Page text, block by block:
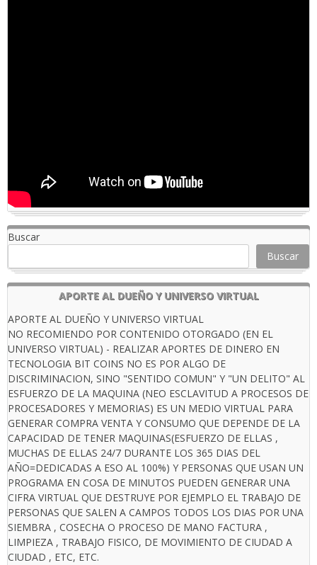
Buscar
Buscar
APORTE AL DUEÑO Y UNIVERSO VIRTUAL
APORTE AL DUEÑO Y UNIVERSO VIRTUAL
NO RECOMIENDO POR CONTENIDO OTORGADO (EN EL
UNIVERSO VIRTUAL) - REALIZAR APORTES DE DINERO EN
TECNOLOGIA BIT COINS NO ES POR ALGO DE
DISCRIMINACION, SINO "SENTIDO COMUN" Y "UN DELITO" AL
ESFUERZO DE LA MAQUINA (NEO ESCLAVITUD A PROCESOS DE
PROCESADORES Y MEMORIAS) ES UN MEDIO VIRTUAL PARA
GENERAR COMPRA VENTA Y CONSUMO QUE DEPENDE DE LA
CAPACIDAD DE TENER MAQUINAS(ESFUERZO DE ELLAS ,
MUCHAS DE ELLAS 24/7 DURANTE LOS 365 DIAS DEL
AÑO=DEDICADAS A ESO AL 100%) Y PERSONAS QUE USAN UN
PROGRAMA EN COSA DE MINUTOS PUEDEN GENERAR UNA
CIFRA VIRTUAL QUE DESTRUYE POR EJEMPLO EL TRABAJO DE
PERSONAS QUE SALEN A CAMPOS TODOS LOS DIAS POR UNA
SIEMBRA , COSECHA O PROCESO DE MANO FACTURA ,
LIMPIEZA , TRABAJO FISICO, DE MOVIMIENTO DE CIUDAD A
CIUDAD , ETC, ETC.